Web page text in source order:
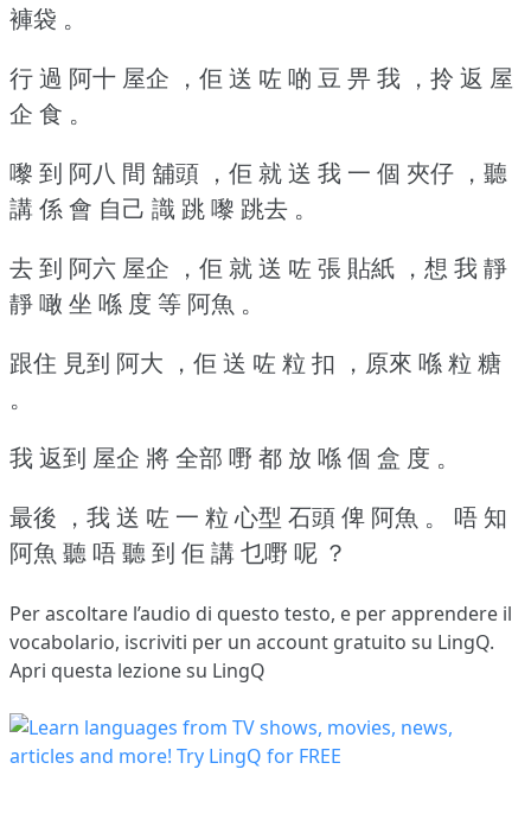
褲袋 。
行 過 阿十 屋企 ，佢 送 咗 啲 豆 畀 我 ，拎 返 屋
企 食 。
嚟 到 阿八 間 舖頭 ，佢 就 送 我 一 個 夾仔 ，聽
講 係 會 自己 識 跳 嚟 跳去 。
去 到 阿六 屋企 ，佢 就 送 咗 張 貼紙 ，想 我 靜
靜 噉 坐 喺 度 等 阿魚 。
跟住 見到 阿大 ，佢 送 咗 粒 扣 ，原來 喺 粒 糖
。
我 返到 屋企 將 全部 嘢 都 放 喺 個 盒 度 。
最後 ，我 送 咗 一 粒 心型 石頭 俾 阿魚 。
唔 知
阿魚 聽 唔 聽 到 佢 講 乜嘢 呢 ？
Per ascoltare l’audio di questo testo, e per apprendere il
vocabolario, iscriviti per un account gratuito su LingQ.
Apri questa lezione su LingQ